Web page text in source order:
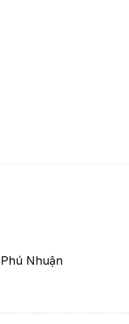
Nhuận